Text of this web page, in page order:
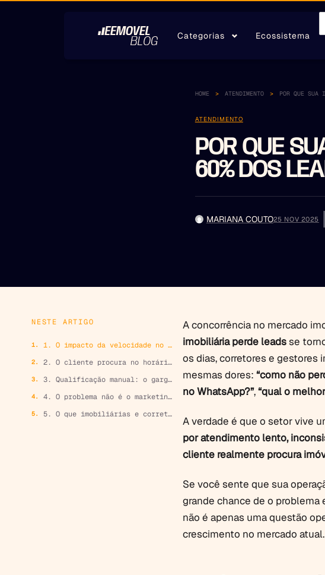
Categorias Ecossistema
HOME ATENDIMENTO
ATENDIMENTO
POR QUE
60% DOS
MARIANA COUTO25 NOV 2025
NESTE ARTIGO
1. O impacto da velocidade no comportamento do lead
2. O cliente procura no horário que você não está disponível e sua imobiliária perde leads
3. Qualificação manual: o gargalo invisível que trava o funil
4. O problema não é o marketing e sim a ruptura no atendimento
5. O que imobiliárias e corretores precisam resolver agora para não perder leads
A concorrência no mercado
imobiliária perde leadsse
os dias, corretores e gestores
mesmas dores: “como não
no WhatsApp?”,“qual o
A verdade é que o setor vive
por atendimento lento,
cliente realmente procura
Se você sente que sua
grande chance de o problema
não é apenas uma questão
crescimento no mercado atual.